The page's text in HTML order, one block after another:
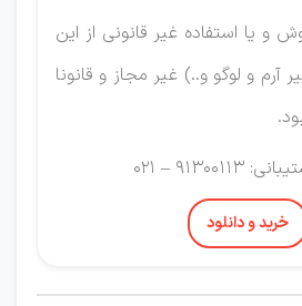
و یا استفاده غیر قانونی از این
آرم و لوگو و..) غیر مجاز و قانونا
– 021
خرید و دانلود